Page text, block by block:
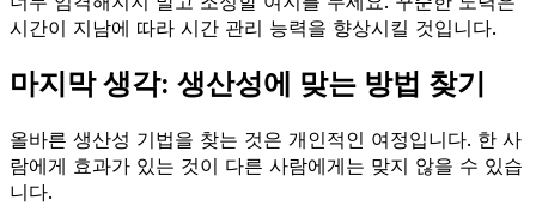
시간이 지남에 따라 시간 관리 능력을 향상시킬 것입니다.
마지막 생각: 생산성에 맞는 방법 찾기
올바른 생산성 기법을 찾는 것은 개인적인 여정입니다. 한 사
람에게 효과가 있는 것이 다른 사람에게는 맞지 않을 수 있습
니다.